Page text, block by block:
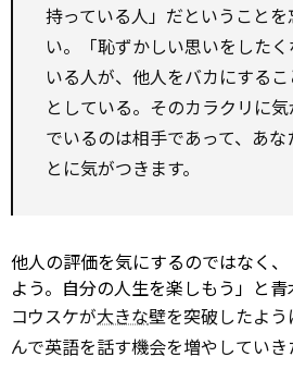
持っている人」だということ
い。「恥ずかしい思いをした
いる人が、他人をバカにする
としている。そのカラクリに
でいるのは相手であって、あ
とに気がつきます。
他人の評価を気にするのではなく
よう。自分の人生を楽しもう」と青
コウスケが大きな壁を突破したよ
んで英語を話す機会を増やしていき